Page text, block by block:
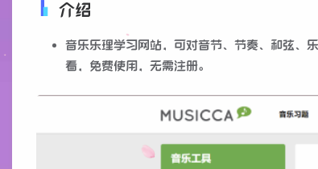
介绍
音乐乐理学习网站，可对音节、节奏、和弦、
看，免费使用，无需注册。